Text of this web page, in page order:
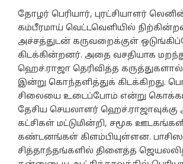
தோழர் பெரியார், புரட்சியாளர்
கம்பீரமாய் வெட்டவெளியில்
அச்சத்துடன் கருவறைக்குள்
கிடக்கின்றனர். அதை வசதியாக
ஹெச்.ராஜா தெரிவித்த கருத்துகளால்
இன்று கொந்தளித்துக் கிடக்கிறது.
சிலையை உடைப்போம் என்று
தேசிய செயலாளர் ஹெச்.ராஜாவுக்கு
கட்சிகள் மட்டுமின்றி, சமூக
கண்டனங்கள் கிளம்பியுள்ளன. பாசிஸ
சித்தாந்தங்களில் திளைத்த